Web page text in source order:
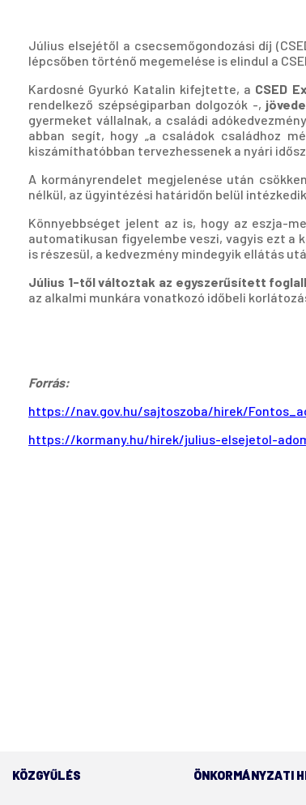
Július elsejétől a csecsemőgondozási díj
lépcsőben történő megemelése is elindul a
Kardosné Gyurkó Katalin kifejtette, a CSED
rendelkező szépségiparban dolgozók -,
gyermeket vállalnak, a családi
abban segít, hogy „a családok családhoz
kiszámíthatóbban tervezhessenek a nyári
A kormányrendelet megjelenése után
nélkül, az ügyintézési határidőn belül
Könnyebbséget jelent az is, hogy az eszja-
automatikusan figyelembe veszi, vagyis ezt a
is részesül, a kedvezmény mindegyik ellátás
Július 1-től változtak az egyszerűsített
az alkalmi munkára vonatkozó időbeli
Forrás:
https://nav.gov.hu/sajtoszoba/hirek/
https://kormany.hu/hirek/julius-elsejetol-
KÖZGYŰLÉS ÖNKORMÁNYZATI